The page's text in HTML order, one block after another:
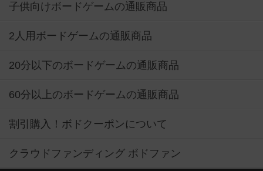
子供向けボードゲームの通販商品
2人用ボードゲームの通販商品
20分以下のボードゲームの通販商品
60分以上のボードゲームの通販商品
割引購入！ボドクーポンについて
クラウドファンディング ボドファン